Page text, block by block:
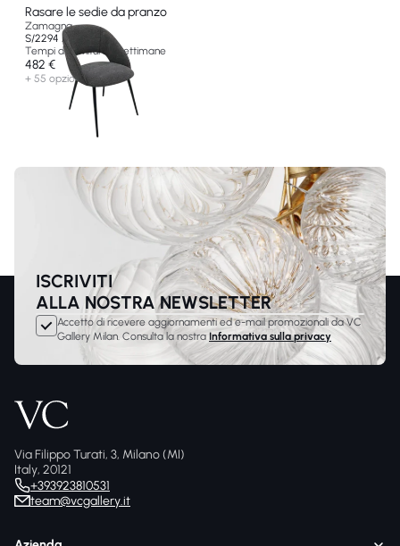
Rasare le sedie da pranzo
Zamagna
S/2294 A-WRV-A
Tempi di fornitura 8 settimane
482 €
+ 55 opzioni
ISCRIVITI
ALLA NOSTRA NEWSLETTER
Accetto di ricevere aggiornamenti ed e-mail promozionali da VC
Gallery Milan. Consulta la nostra Informativa sulla privacy
Via Filippo Turati, 3, Milano (MI)
Italy, 20121
+393923810531
team@vcgallery.it